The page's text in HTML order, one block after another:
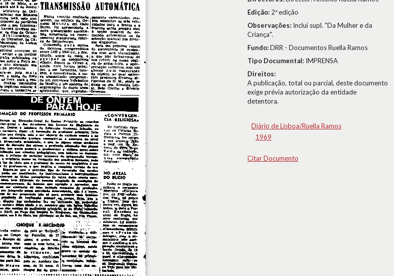
Edição: 2ª edição
Observações: Inclui supl. "Da Mulher e da
Criança".
Fundo:DRR - Documentos Ruella Ramos
Tipo Documental: IMPRENSA
Direitos:
A publicação, total ou parcial, deste documento
exige prévia autorização da entidade
detentora.
Diário de Lisboa/Ruella Ramos
1969
Citar Documento